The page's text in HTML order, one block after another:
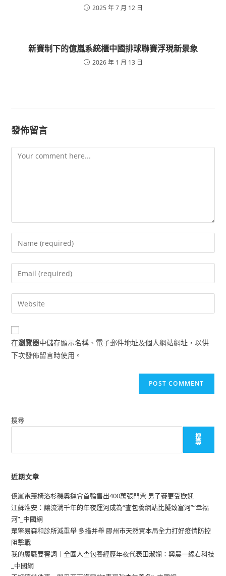
2025 年 7 月 12 日
新賽制下的億嵐系統櫃中國排球聯賽浮現新景象
2026 年 1 月 13 日
發佈留言
Comment
Enter
your
name
comment
Enter
your
email
address
comment
Enter
your
website
URL
(optional)
在瀏覽器中儲存顯示名稱、電子郵件地址及個人網站網址，以供
下次發佈留言時使用。
搜尋
搜
尋
近期文章
億嵐電競椅洛杉磯奧運會首輪售出400萬張門票 男子賽更受歡迎
江蘇淮安：讓流淌千年的年夜運河成為“查包養網站比擬致富河”“幸福
河”_中國網
眾擎易森和診所減重舉 多措并舉 膠州市天然資本局全力打好疫情防控
阻擊戰
我的履職要害詞｜全國人查包養經歷年夜代表田淑嫻：興農一線看科技
_中國網